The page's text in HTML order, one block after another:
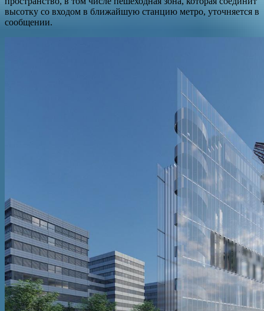
высотку со входом в ближайшую станцию метро, уточняется в
сообщении.